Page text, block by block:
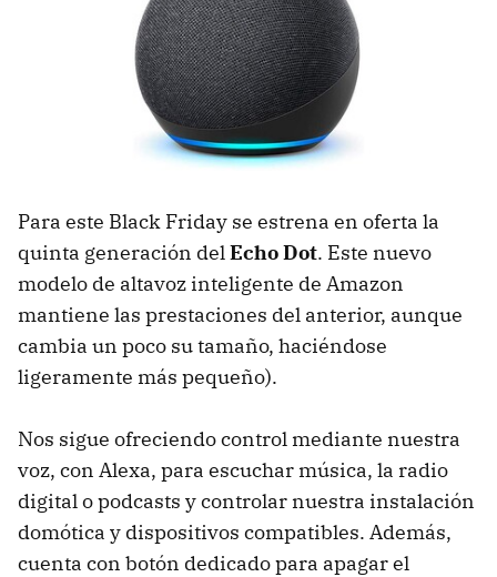
Para este Black Friday se estrena en oferta la
quinta generación delEcho Dot. Este nuevo
modelo de altavoz inteligente de Amazon
mantiene las prestaciones del anterior, aunque
cambia un poco su tamaño, haciéndose
ligeramente más pequeño).
Nos sigue ofreciendo control mediante nuestra
voz, con Alexa, para escuchar música, la radio
digital o podcasts y controlar nuestra instalación
domótica y dispositivos compatibles. Además,
cuenta con botón dedicado para apagar el